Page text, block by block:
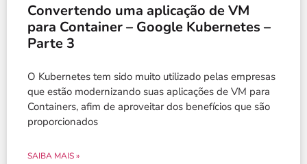
Convertendo uma aplicação de VM
para Container – Google Kubernetes –
Parte 3
O Kubernetes tem sido muito utilizado pelas empresas
que estão modernizando suas aplicações de VM para
Containers, afim de aproveitar dos benefícios que são
proporcionados
SAIBA MAIS »